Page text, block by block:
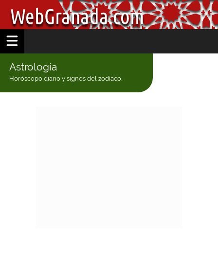
Astrología
Horóscopo diario y signos del zodíaco.